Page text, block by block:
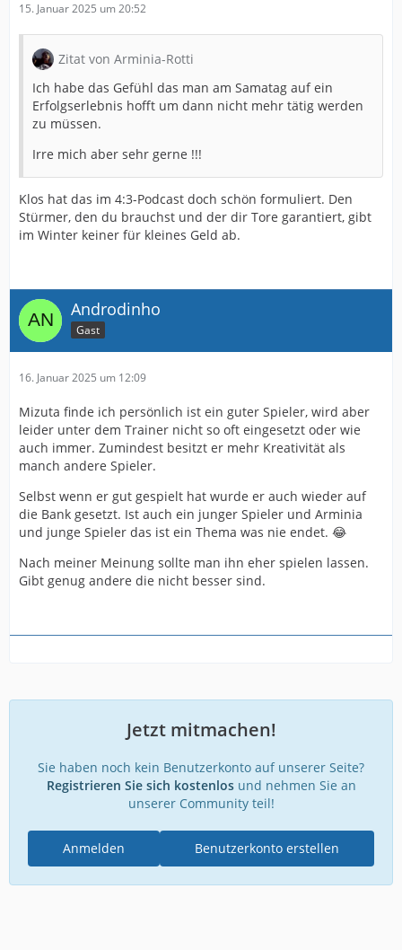
15. Januar 2025 um 20:52
Zitat von Arminia-Rotti
Ich habe das Gefühl das man am Samatag auf ein
Erfolgserlebnis hofft um dann nicht mehr tätig werden
zu müssen.
Irre mich aber sehr gerne !!!
Klos hat das im 4:3-Podcast doch schön formuliert. Den
Stürmer, den du brauchst und der dir Tore garantiert, gibt
im Winter keiner für kleines Geld ab.
Androdinho
Gast
16. Januar 2025 um 12:09
Mizuta finde ich persönlich ist ein guter Spieler, wird aber
leider unter dem Trainer nicht so oft eingesetzt oder wie
auch immer. Zumindest besitzt er mehr Kreativität als
manch andere Spieler.
Selbst wenn er gut gespielt hat wurde er auch wieder auf
die Bank gesetzt. Ist auch ein junger Spieler und Arminia
und junge Spieler das ist ein Thema was nie endet. 😂
Nach meiner Meinung sollte man ihn eher spielen lassen.
Gibt genug andere die nicht besser sind.
Jetzt mitmachen!
Sie haben noch kein Benutzerkonto auf unserer Seite?
Registrieren Sie sich kostenlosund nehmen Sie an
unserer Community teil!
Benutzerkonto erstellen
Anmelden